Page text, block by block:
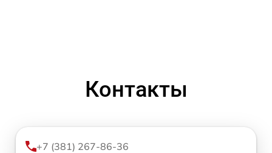
Контакты
+7 (381) 267-86-36